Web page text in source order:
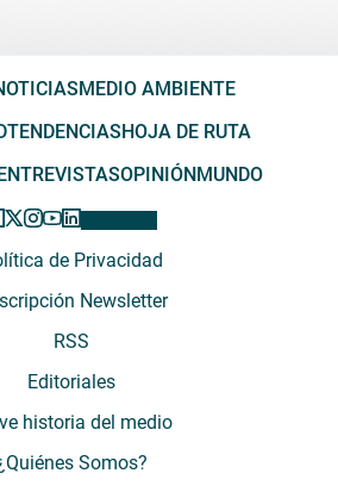
MEDIO AMBIENTE
TENDENCIASHOJA DE RUTA
OPINIÓNMUNDO
de Privacidad
Newsletter
RSS
Editoriales
historia del medio
Somos?